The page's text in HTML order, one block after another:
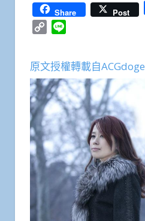
Share Post
Copy
原文授權轉載自ACGdoge